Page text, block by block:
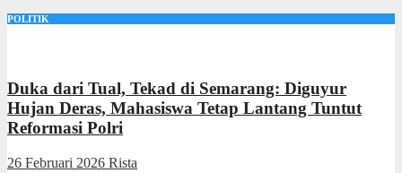
POLITIK
Duka dari Tual, Tekad di Semarang: Diguyur
Hujan Deras, Mahasiswa Tetap Lantang Tuntut
Reformasi Polri
26 Februari 2026 Rista